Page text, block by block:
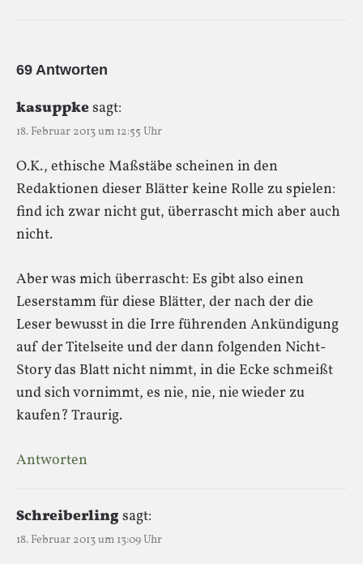
69 Antworten
kasuppkesagt:
18. Februar 2013 um 12:55 Uhr
O.K., ethische Maßstäbe scheinen in den
Redaktionen dieser Blätter keine Rolle zu spielen:
find ich zwar nicht gut, überrascht mich aber auch
nicht.
Aber was mich überrascht: Es gibt also einen
Leserstamm für diese Blätter, der nach der die
Leser bewusst in die Irre führenden Ankündigung
auf der Titelseite und der dann folgenden Nicht-
Story das Blatt nicht nimmt, in die Ecke schmeißt
und sich vornimmt, es nie, nie, nie wieder zu
kaufen? Traurig.
Antworten
Schreiberlingsagt:
18. Februar 2013 um 13:09 Uhr